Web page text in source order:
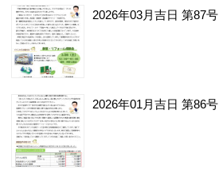
2026年03月吉日 第87号
2026年01月吉日 第86号